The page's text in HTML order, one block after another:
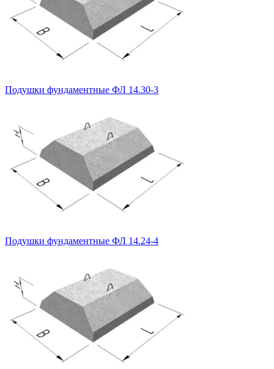
Подушки фундаментные ФЛ 14.30-3
Подушки фундаментные ФЛ 14.24-4